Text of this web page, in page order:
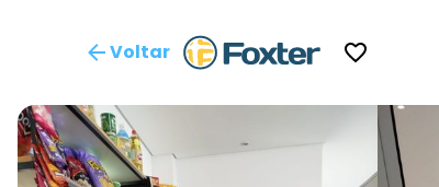
Voltar